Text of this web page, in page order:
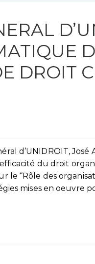
DROIT
d’UNIDROIT,
du droit
le “Rôle des
mises en oeuvre